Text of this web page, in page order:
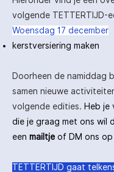
volgende TETTERTIJD-
Woensdag 17 december
kerstversiering maken
Doorheen de namiddag
samen nieuwe
volgende edities. Heb je
die je graag met ons wil
een mailtje of DM ons op
TETTERTIJD gaat